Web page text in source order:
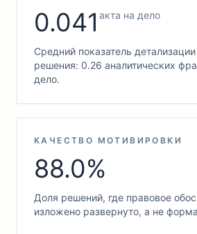
0.041 акта на дело
Средний показатель детализации
решения: 0.26 аналитических
дело.
КАЧЕСТВО МОТИВИРОВКИ
88.0%
Доля решений, где правовое
изложено развернуто, а не